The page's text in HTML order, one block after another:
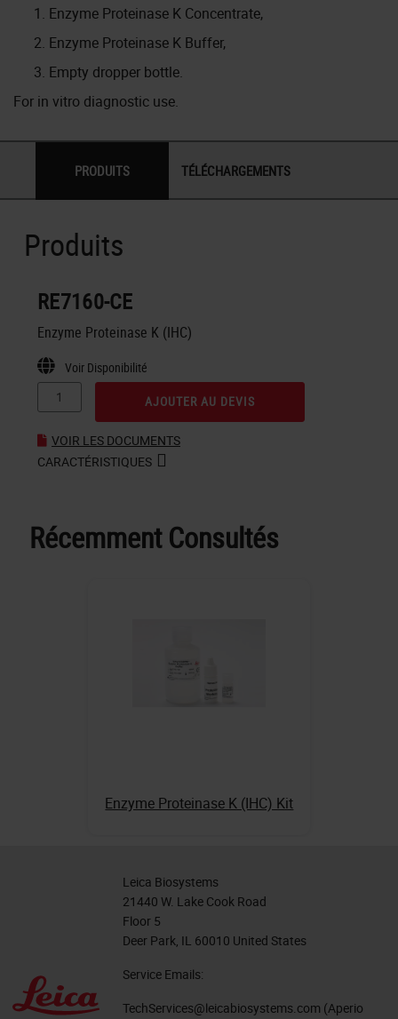
Enzyme Proteinase K Concentrate,
Enzyme Proteinase K Buffer,
Empty dropper bottle.
For in vitro diagnostic use.
PRODUITS TÉLÉCHARGEMENTS
Produits
RE7160-CE
Enzyme Proteinase K (IHC)
Voir Disponibilité
AJOUTER AU DEVIS
VOIR LES DOCUMENTS
CARACTÉRISTIQUES
Récemment Consultés
Enzyme Proteinase K (IHC) Kit
Leica Biosystems
21440 W. Lake Cook Road
Floor 5
Deer Park, IL 60010 United States
Service Emails:
TechServices@leicabiosystems.com (Aperio